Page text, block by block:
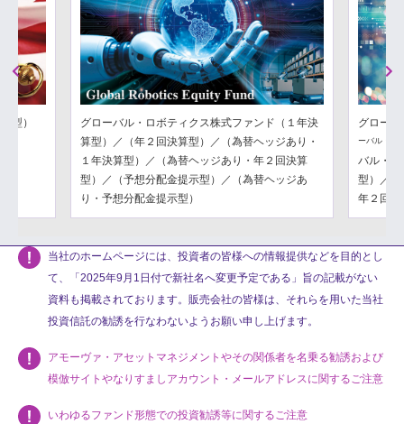
Previous
型）
グローバル・ロボティクス株式ファンド（１年決
算型）／（年２回決算型）／（為替ヘッジあり・
１年決算型）／（為替ヘッジあり・年２回決算
型）／（予想分配金提示型）／（為替ヘッジあ
り・予想分配金提示型）
グロー
ーバル・フ
バル・フ
型）／（
年２回決
Next
当社のホームページには、投資者の皆様への情報提供などを目的とし
て、「2025年9月1日付で新社名へ変更予定である」旨の記載がない
資料も掲載されております。販売会社の皆様は、それらを用いた当社
投資信託の勧誘を行なわないようお願い申し上げます。
アモーヴァ・アセットマネジメントやその関係者を名乗る勧誘および
模倣サイトやなりすましアカウント・メールアドレスに関するご注意
いわゆるファンド形態での投資勧誘等に関するご注意